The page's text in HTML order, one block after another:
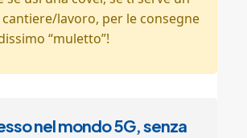
lavoro, per le consegne
“muletto”!
nel mondo 5G, senza